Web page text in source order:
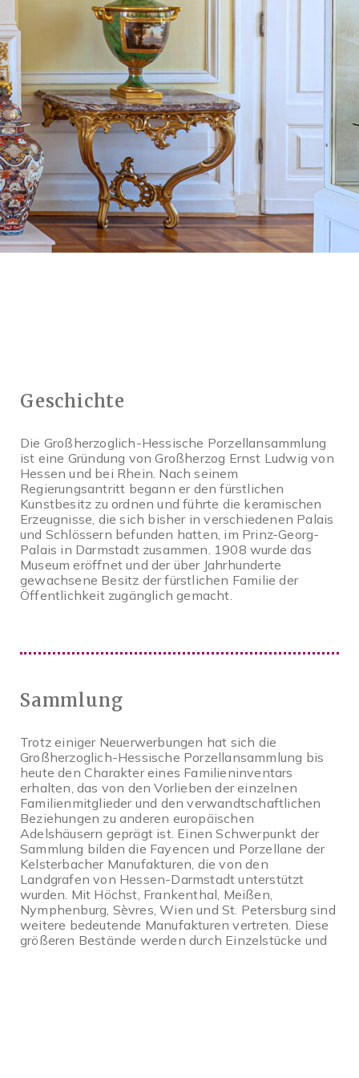
Geschichte
Die Großherzoglich-Hessische Porzellansammlung
ist eine Gründung von Großherzog Ernst Ludwig von
Hessen und bei Rhein. Nach seinem
Regierungsantritt begann er den fürstlichen
Kunstbesitz zu ordnen und führte die keramischen
Erzeugnisse, die sich bisher in verschiedenen Palais
und Schlössern befunden hatten, im Prinz-Georg-
Palais in Darmstadt zusammen. 1908 wurde das
Museum eröffnet und der über Jahrhunderte
gewachsene Besitz der fürstlichen Familie der
Öffentlichkeit zugänglich gemacht.
Sammlung
Trotz einiger Neuerwerbungen hat sich die
Großherzoglich-Hessische Porzellansammlung bis
heute den Charakter eines Familieninventars
erhalten, das von den Vorlieben der einzelnen
Familienmitglieder und den verwandtschaftlichen
Beziehungen zu anderen europäischen
Adelshäusern geprägt ist. Einen Schwerpunkt der
Sammlung bilden die Fayencen und Porzellane der
Kelsterbacher Manufakturen, die von den
Landgrafen von Hessen-Darmstadt unterstützt
wurden. Mit Höchst, Frankenthal, Meißen,
Nymphenburg, Sèvres, Wien und St. Petersburg sind
weitere bedeutende Manufakturen vertreten. Diese
größeren Bestände werden durch Einzelstücke und